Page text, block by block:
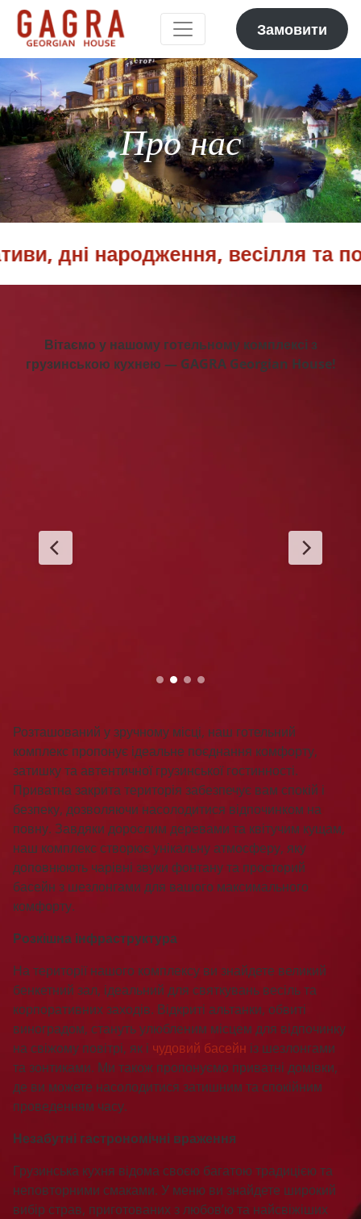
Замовити
Про нас
дні народження, весілля та
Вітаємо у нашому готельному комплексі з
грузинською кухнею — GAGRA Georgian House!
Розташований у зручному місці, наш готельний
комплекс пропонує ідеальне поєднання комфорту,
затишку та автентичної грузинської гостинності.
Приватна закрита територія забезпечує вам спокій і
безпеку, дозволяючи насолодитися відпочинком на
повну. Завдяки дорослим деревами та квітучим кущам,
наш комплекс створює унікальну атмосферу, яку
доповнюють чарівні звуки фонтану та просторий
басейн з шезлонгами для вашого максимального
комфорту.
Розкішна інфраструктура
На території нашого комплексу ви знайдете великий
бенкетний зал, ідеальний для святкувань весіль та
корпоративних заходів. Відкриті альтанки, обвиті
виноградом, стануть улюбленим місцем для відпочинку
на свіжому повітрі, як і чудовий басейн із шезлонгами
та зонтиками. Ми також пропонуємо приватні домівки,
де ви можете насолодитися затишним та спокійним
проведенням часу.
Незабутні гастрономічні враження
Грузинська кухня відома своєю багатою традицією та
неповторними смаками. У меню ви знайдете широкий
вибір страв, приготованих з любов’ю та найсвіжіших